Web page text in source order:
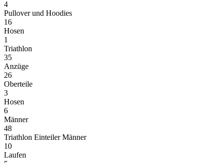
4
Pullover und Hoodies
16
Hosen
1
Triathlon
35
Anzüge
26
Oberteile
3
Hosen
6
Männer
48
Triathlon Einteiler Männer
10
Laufen